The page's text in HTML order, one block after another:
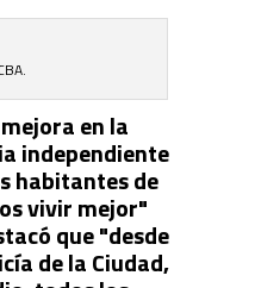
en la
independiente
habitantes de
vivir mejor"
que "desde
de la Ciudad,